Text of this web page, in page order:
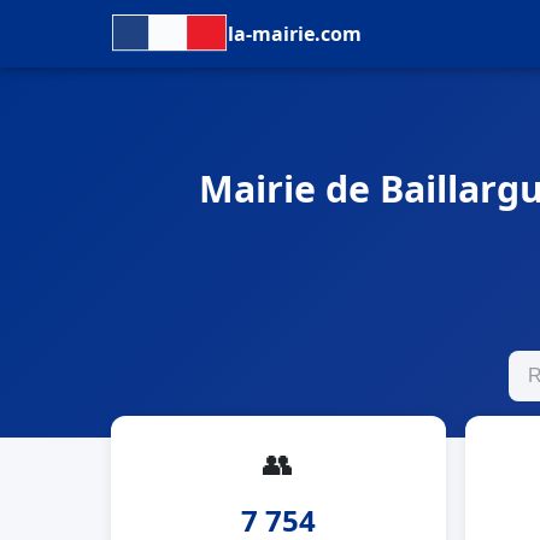
la-mairie.com
Mairie de
👥
7 754